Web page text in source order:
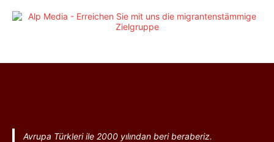
Avrupa Türkleri ile 2000 yılından beri beraberiz.